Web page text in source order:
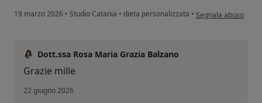
19 marzo 2026 • Studio Catania • dieta personalizzata • secondo l'opinione
Segnala abuso
Dott.ssa Rosa Maria Grazia Balzano
Grazie mille
22 giugno 2026